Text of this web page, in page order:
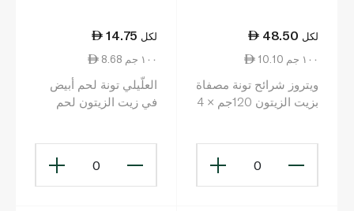
48.50 لكل
10.10 ١٠٠ جم
ويتروز شرائح تونة مصفاة
بزيت الزيتون 120جم × 4
0
14.75 لكل
8.68 ١٠٠ جم
العلّيلي تونة لحم أبيض
في زيت الزيتون لحم
0